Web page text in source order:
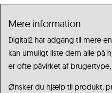
Mere information
Digital2 har adgang til mere
kan umuligt liste dem alle på
er ofte påvirket af brugertype,
Ønsker du hjælp til produkt,